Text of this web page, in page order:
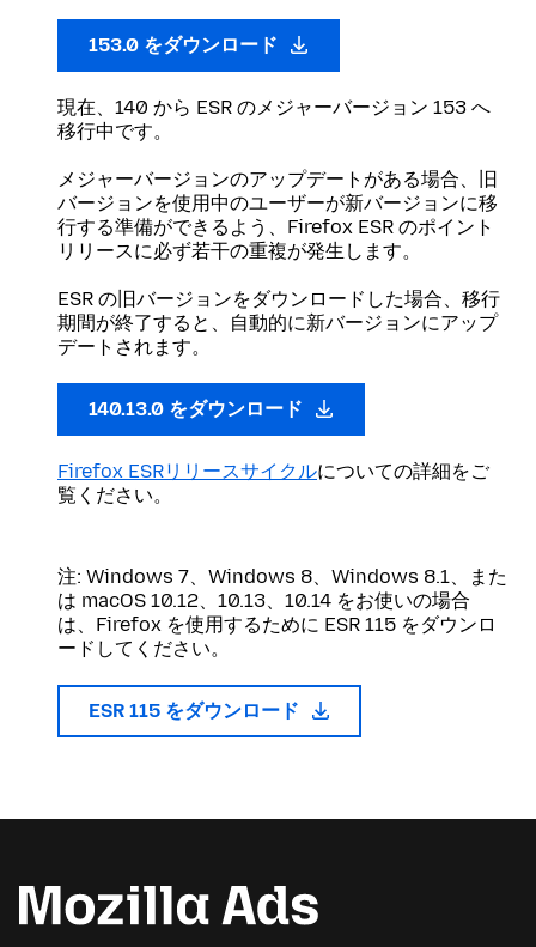
153.0 をダウンロード
現在、140 から ESR のメジャーバージョン 153 へ
移行中です。
メジャーバージョンのアップデートがある場合、旧
バージョンを使用中のユーザーが新バージョンに移
行する準備ができるよう、Firefox ESR のポイント
リリースに必ず若干の重複が発生します。
ESR の旧バージョンをダウンロードした場合、移行
期間が終了すると、自動的に新バージョンにアップ
デートされます。
140.13.0 をダウンロード
Firefox ESRリリースサイクルについての詳細をご
覧ください。
注: Windows 7、Windows 8、Windows 8.1、また
は macOS 10.12、10.13、10.14 をお使いの場合
は、Firefox を使用するために ESR 115 をダウンロ
ードしてください。
ESR 115 をダウンロード